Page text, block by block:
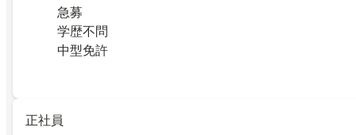
急募
学歴不問
中型免許
正社員